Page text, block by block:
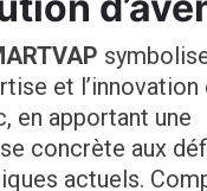
et l’innovation
en apportant une
concrète aux
actuels.